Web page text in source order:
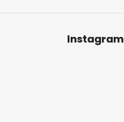
Instagram